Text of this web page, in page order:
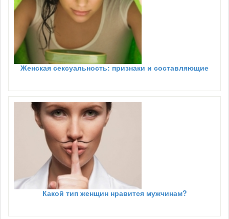
Женская сексуальность: признаки и составляющие
Какой тип женщин нравится мужчинам?